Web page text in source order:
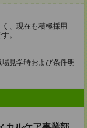
、現在も積極採用
。
見学時および条件明